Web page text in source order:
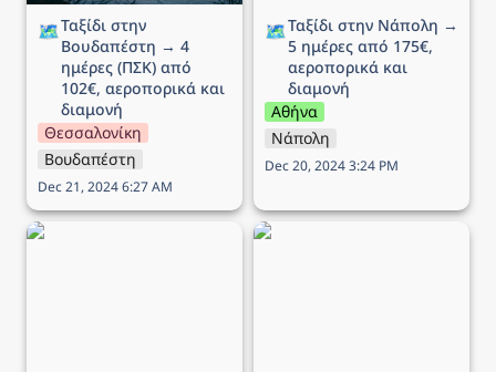
🗺️Ταξίδι στην
Βουδαπέστη → 4
ημέρες (ΠΣΚ) από
102€, αεροπορικά και
διαμονή
Θεσσαλονίκη
Βουδαπέστη
Dec 21, 2024 6:27 AM
🗺️Ταξίδι στην Νάπολη →
5 ημέρες από 175€,
αεροπορικά και
διαμονή
Αθήνα
Νάπολη
Dec 20, 2024 3:24 PM
Ταξίδι στο Άμστερνταμ →
Ταξίδι στη Ρώμη → 5